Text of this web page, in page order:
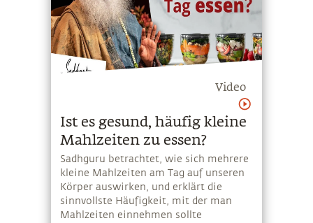
Video
Ist es gesund, häufig kleine
Mahlzeiten zu essen?
Sadhguru betrachtet, wie sich mehrere
kleine Mahlzeiten am Tag auf unseren
Körper auswirken, und erklärt die
sinnvollste Häufigkeit, mit der man
Mahlzeiten einnehmen sollte